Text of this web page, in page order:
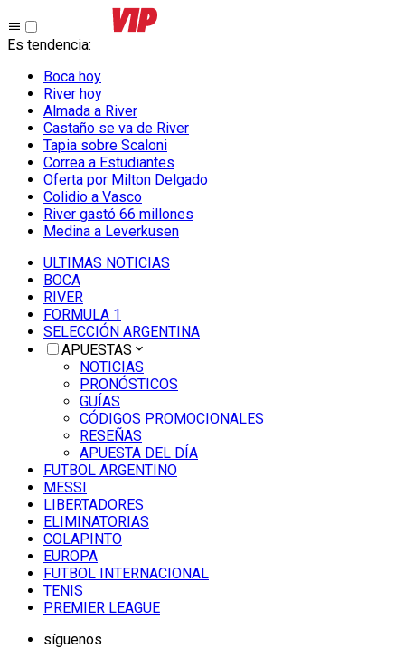
Es tendencia:
Boca hoy
River hoy
Almada a River
Castaño se va de River
Tapia sobre Scaloni
Correa a Estudiantes
Oferta por Milton Delgado
Colidio a Vasco
River gastó 66 millones
Medina a Leverkusen
ULTIMAS NOTICIAS
BOCA
RIVER
FORMULA 1
SELECCIÓN ARGENTINA
APUESTAS
NOTICIAS
PRONÓSTICOS
GUÍAS
CÓDIGOS PROMOCIONALES
RESEÑAS
APUESTA DEL DÍA
FUTBOL ARGENTINO
MESSI
LIBERTADORES
ELIMINATORIAS
COLAPINTO
EUROPA
FUTBOL INTERNACIONAL
TENIS
PREMIER LEAGUE
síguenos